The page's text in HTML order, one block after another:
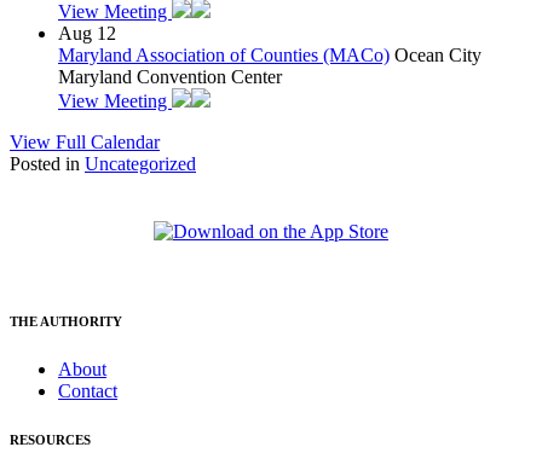
View Meeting
Aug 12
Maryland Association of Counties (MACo) Ocean City
Maryland Convention Center
View Meeting
View Full Calendar
Posted in Uncategorized
THE AUTHORITY
About
Contact
RESOURCES